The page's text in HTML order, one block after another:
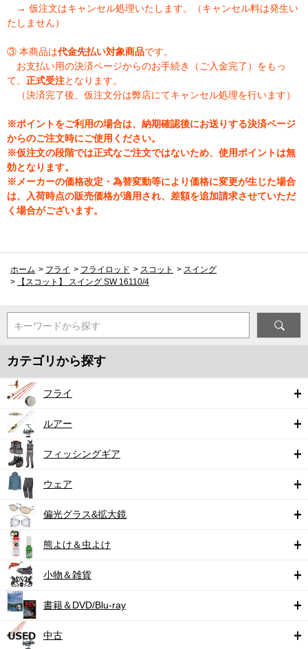
→ 仮注文はキャンセル処理いたします。（キャンセル料は発生い
たしません）
③ 本商品は代金先払い対象商品です。
お支払い用の決済ページからのお手続き（ご入金完了）をもっ
て、 正式受注となります。
（決済完了後、仮注文分は弊店にてキャンセル処理を行います）
※ポイントをご利用の場合は、納期確認後にお送りする決済ページ
からのご注文時にご使用ください。
※仮注文の段階では正式なご注文ではないため、使用ポイントは無
効となります。
※メーカーの価格改定・為替変動等により価格に変更が生じた場合
は、入荷時点の販売価格が適用され、差額を追加請求させていただ
く場合がございます。
ホーム > フライ > フライロッド > スコット > スイング
>
【スコット】 スイング SW 16110/4
キーワードから探す
カテゴリから探す
フライ
ルアー
フィッシングギア
ウェア
偏光グラス&拡大鏡
熊よけ＆虫よけ
小物＆雑貨
書籍＆DVD/Blu-ray
中古